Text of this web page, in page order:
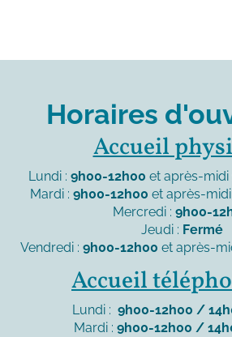
Horaires
Accueil
Lundi : 9h00-12h00 et après-
Mardi : 9h00-12h00 et après-
Mercredi : 9h00-
Jeudi : Fermé
Vendredi : 9h00-12h00 et après-
Accueil
Lundi : 9h00-12h00 /
Mardi : 9h00-12h00 /